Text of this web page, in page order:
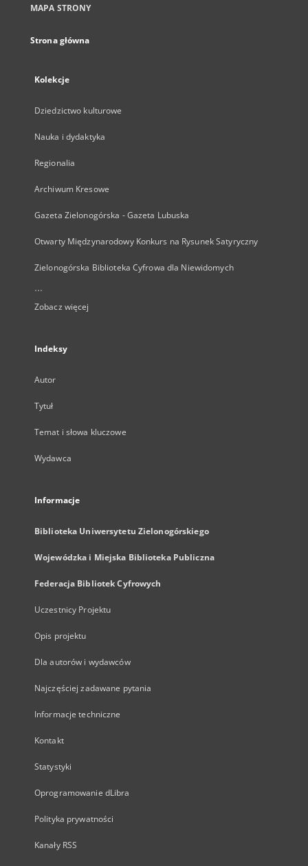
MAPA STRONY
Strona główna
Kolekcje
Dziedzictwo kulturowe
Nauka i dydaktyka
Regionalia
Archiwum Kresowe
Gazeta Zielonogórska - Gazeta Lubuska
Otwarty Międzynarodowy Konkurs na Rysunek Satyryczny
Zielonogórska Biblioteka Cyfrowa dla Niewidomych
...
Zobacz więcej
Indeksy
Autor
Tytuł
Temat i słowa kluczowe
Wydawca
Informacje
Biblioteka Uniwersytetu Zielonogórskiego
Wojewódzka i Miejska Biblioteka Publiczna
Federacja Bibliotek Cyfrowych
Uczestnicy Projektu
Opis projektu
Dla autorów i wydawców
Najczęściej zadawane pytania
Informacje techniczne
Kontakt
Statystyki
Oprogramowanie dLibra
Polityka prywatności
Kanały RSS